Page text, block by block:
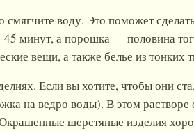
смягчите воду. Это поможет
минут, а порошка — половина
вещи, а также белье из тонких
Если вы хотите, чтобы они
на ведро воды). В этом
шерстяные изделия